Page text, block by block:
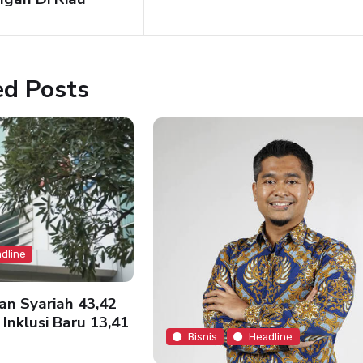
Posts
Syariah 43,42
Baru 13,41
Bisnis Headline